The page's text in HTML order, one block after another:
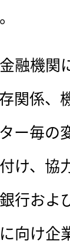
融機関
関係、
ー毎の
け、協
行およ
向け企